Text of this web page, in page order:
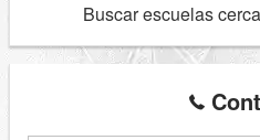
Buscar escuelas